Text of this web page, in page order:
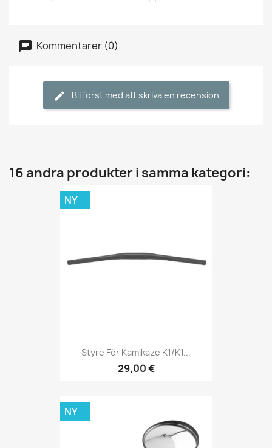
Kommentarer (0)
Bli först med att skriva en recension
16 andra produkter i samma kategori:
Styre För Kamikaze K1/K1...
29,00 €
NY
NY